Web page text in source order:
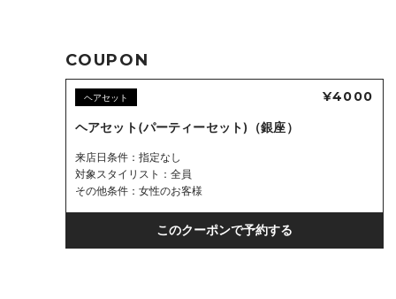
COUPON
ヘアセット(パーティーセット)（銀座）
ヘアセット ¥4000
来店日条件
指定なし
対象スタイリスト
全員
その他条件
女性のお客様
このクーポンで予約する